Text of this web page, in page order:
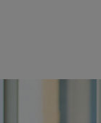
ホワイト／モデ